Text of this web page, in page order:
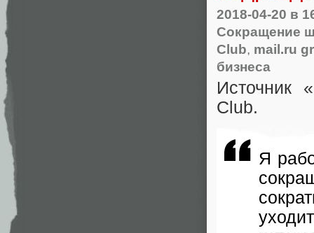
2018-04-20 в
Сокращение
Club, mail.ru
бизнеса
Источник «
Club.
Я